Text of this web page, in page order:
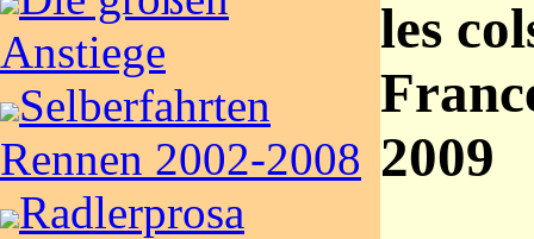
Anstiege
Selberfahrten
Rennen 2002-2008
Radlerprosa
les
2009